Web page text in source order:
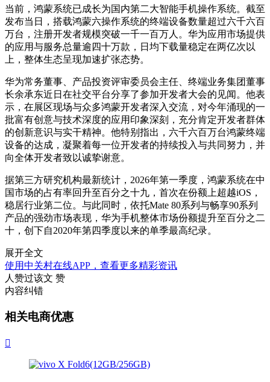
当前，鸿蒙系统已成长为国内第二大智能手机操作系统。截至
发布当日，搭载鸿蒙六操作系统的终端设备数量超过六千六百
万台，注册开发者规模突破一千一百万人。华为应用市场提供
的应用与服务总量逾四十万款，日均下载量稳定在两亿次以
上，整体生态呈现加速扩张态势。
华为常务董事、产品投资评审委员会主任、终端业务集团董事
长余承东近日在社交平台分享了参加开发者大会的见闻。他表
示，在展区现场与众多鸿蒙开发者深入交流，对今年涌现的一
批富有创意与技术深度的应用印象深刻，充分肯定开发者群体
的创新意识与实干精神。他特别指出，六千六百万台鸿蒙终端
设备的达成，凝聚着每一位开发者的持续投入与共同努力，并
向全体开发者致以诚挚谢意。
据第三方研究机构最新统计，2026年第一季度，鸿蒙系统在中
国市场的占有率回升至百分之十九，首次在份额上超越iOS，
稳居行业第二位。与此同时，依托Mate 80系列与畅享90系列
产品的强劲市场表现，华为手机整体市场份额提升至百分之二
十，创下自2020年第四季度以来的单季最高纪录。
展开全文
使用中关村在线APP，查看更多精彩资讯
人赞过该文 赞
内容纠错
相关电商优惠
